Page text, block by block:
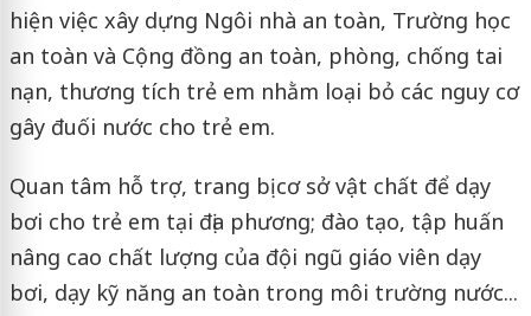
hiện việc xây dựng Ngôi nhà an toàn, Trường học
an toàn và Cộng đồng an toàn, phòng, chống tai
nạn, thương tích trẻ em nhằm loại bỏ các nguy cơ
gây đuối nước cho trẻ em.
Quan tâm hỗ trợ, trang bị cơ sở vật chất để dạy
bơi cho trẻ em tại địa phương; đào tạo, tập huấn
nâng cao chất lượng của đội ngũ giáo viên dạy
bơi, dạy kỹ năng an toàn trong môi trường nước...